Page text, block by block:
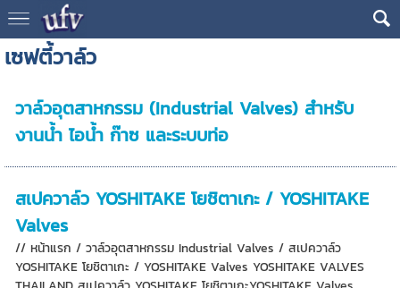
เซฟตี้วาล์ว
วาล์วอุตสาหกรรม (Industrial Valves) สำหรับ
งานน้ำ ไอน้ำ ก๊าซ และระบบท่อ
สเปควาล์ว YOSHITAKE โยชิตาเกะ / YOSHITAKE
Valves
// หน้าแรก / วาล์วอุตสาหกรรม Industrial Valves / สเปควาล์ว
YOSHITAKE โยชิตาเกะ / YOSHITAKE Valves YOSHITAKE VALVES